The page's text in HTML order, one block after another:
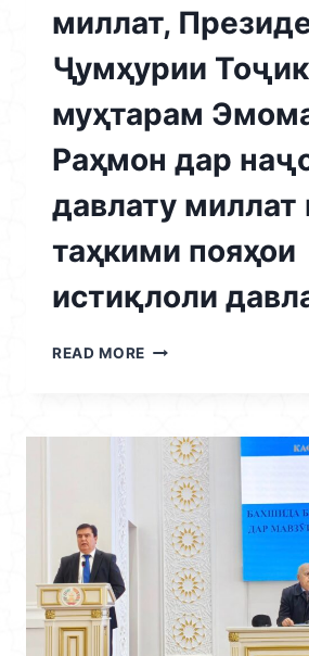
миллат,
Ҷумҳурии
муҳтарам
Раҳмон дар
давлату миллат
таҳкими пояҳои
истиқлоли
READ MORE 13.11.2025
НАЗАРИЯВӢ
ТАҲТИ
УНВОНИ
«НАҚШИ
АСОСГУЗОРИ
СУЛҲУ
ВАҲДАТИ
МИЛЛӢ
ПЕШВОИ